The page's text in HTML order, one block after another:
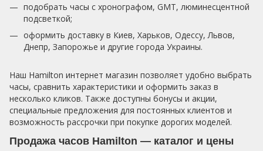
подобрать часы с хронографом, GMT, люминесцентной
подсветкой;
оформить доставку в Киев, Харьков, Одессу, Львов,
Днепр, Запорожье и другие города Украины.
Наш Hamilton интернет магазин позволяет удобно выбрать
часы, сравнить характеристики и оформить заказ в
несколько кликов. Также доступны бонусы и акции,
специальные предложения для постоянных клиентов и
возможность рассрочки при покупке дорогих моделей.
Продажа часов Hamilton — каталог и цены